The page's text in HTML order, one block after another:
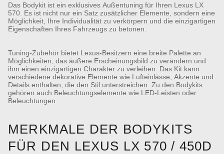
Das Bodykit ist ein exklusives Außentuning für Ihren Lexus LX
570. Es ist nicht nur ein Satz zusätzlicher Elemente, sondern eine
Möglichkeit, Ihre Individualität zu verkörpern und die einzigartigen
Eigenschaften Ihres Fahrzeugs zu betonen.
Tuning-Zubehör bietet Lexus-Besitzern eine breite Palette an
Möglichkeiten, das äußere Erscheinungsbild zu verändern und
ihm einen einzigartigen Charakter zu verleihen. Das Kit kann
verschiedene dekorative Elemente wie Lufteinlässe, Akzente und
Details enthalten, die den Stil unterstreichen. Zu den Bodykits
gehören auch Beleuchtungselemente wie LED-Leisten oder
Beleuchtungen.
MERKMALE DER BODYKITS
FÜR DEN LEXUS LX 570 / 450D